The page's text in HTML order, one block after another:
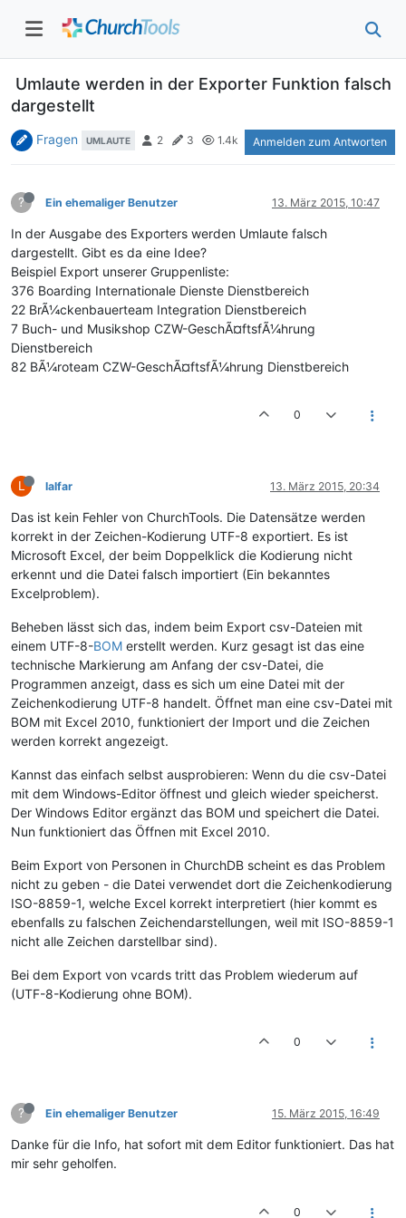
Umlaute werden in der Exporter Funktion falsch
dargestellt
Fragen UMLAUTE 2 3 1.4k Anmelden zum Antworten
? Ein ehemaliger Benutzer 13. März 2015, 10:47
In der Ausgabe des Exporters werden Umlaute falsch
dargestellt. Gibt es da eine Idee?
Beispiel Export unserer Gruppenliste:
376 Boarding Internationale Dienste Dienstbereich
22 BrÃ¼ckenbauerteam Integration Dienstbereich
7 Buch- und Musikshop CZW-GeschÃ¤ftsfÃ¼hrung
Dienstbereich
82 BÃ¼roteam CZW-GeschÃ¤ftsfÃ¼hrung Dienstbereich
0
L lalfar 13. März 2015, 20:34
Das ist kein Fehler von ChurchTools. Die Datensätze werden
korrekt in der Zeichen-Kodierung UTF-8 exportiert. Es ist
Microsoft Excel, der beim Doppelklick die Kodierung nicht
erkennt und die Datei falsch importiert (Ein bekanntes
Excelproblem).
Beheben lässt sich das, indem beim Export csv-Dateien mit
einem UTF-8-BOM erstellt werden. Kurz gesagt ist das eine
technische Markierung am Anfang der csv-Datei, die
Programmen anzeigt, dass es sich um eine Datei mit der
Zeichenkodierung UTF-8 handelt. Öffnet man eine csv-Datei mit
BOM mit Excel 2010, funktioniert der Import und die Zeichen
werden korrekt angezeigt.
Kannst das einfach selbst ausprobieren: Wenn du die csv-Datei
mit dem Windows-Editor öffnest und gleich wieder speicherst.
Der Windows Editor ergänzt das BOM und speichert die Datei.
Nun funktioniert das Öffnen mit Excel 2010.
Beim Export von Personen in ChurchDB scheint es das Problem
nicht zu geben - die Datei verwendet dort die Zeichenkodierung
ISO-8859-1, welche Excel korrekt interpretiert (hier kommt es
ebenfalls zu falschen Zeichendarstellungen, weil mit ISO-8859-1
nicht alle Zeichen darstellbar sind).
Bei dem Export von vcards tritt das Problem wiederum auf
(UTF-8-Kodierung ohne BOM).
0
? Ein ehemaliger Benutzer 15. März 2015, 16:49
Danke für die Info, hat sofort mit dem Editor funktioniert. Das hat
mir sehr geholfen.
0